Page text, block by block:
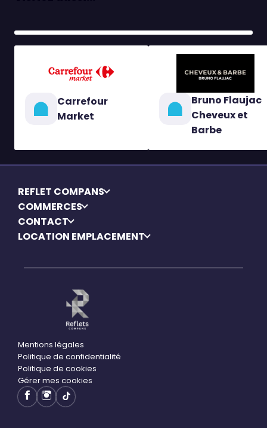
Carrefour
Market
Bruno Flaujac
Cheveux et
Barbe
REFLET COMPANS
COMMERCES
CONTACT
LOCATION EMPLACEMENT
Mentions légales
Politique de confidentialité
Politique de cookies
Gérer mes cookies